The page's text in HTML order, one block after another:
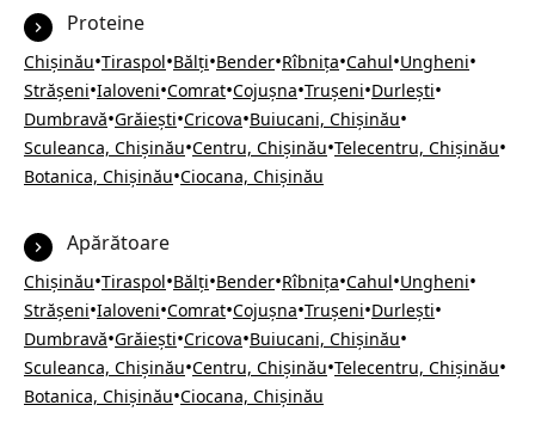
Proteine
Chișinău•Tiraspol•Bălți•Bender•Rîbnița•Cahul•Ungheni•
Strășeni•Ialoveni•Comrat•Cojușna•Trușeni•Durlești•
Dumbravă•Grăiești•Cricova•Buiucani, Chișinău•
Sculeanca, Chișinău•Centru, Chișinău•Telecentru, Chișinău•
Botanica, Chișinău•Ciocana, Chișinău
Apărătoare
Chișinău•Tiraspol•Bălți•Bender•Rîbnița•Cahul•Ungheni•
Strășeni•Ialoveni•Comrat•Cojușna•Trușeni•Durlești•
Dumbravă•Grăiești•Cricova•Buiucani, Chișinău•
Sculeanca, Chișinău•Centru, Chișinău•Telecentru, Chișinău•
Botanica, Chișinău•Ciocana, Chișinău